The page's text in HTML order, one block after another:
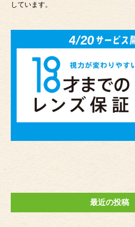
しています。
最近の投稿